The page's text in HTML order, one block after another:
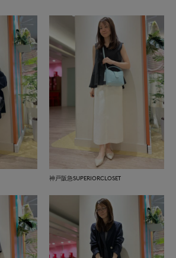
神戸阪急SUPERIORCLOSET